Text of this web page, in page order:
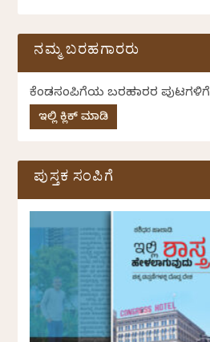
ನಮ್ಮ ಬರಹಗಾರರು
ಕೆಂಡಸಂಪಿಗೆಯ ಬರಹಗಾರರ ಪುಟಗಳಿಗೆ
ಇಲ್ಲಿ ಕ್ಲಿಕ್ ಮಾಡಿ
ಪುಸ್ತಕ ಸಂಪಿಗೆ